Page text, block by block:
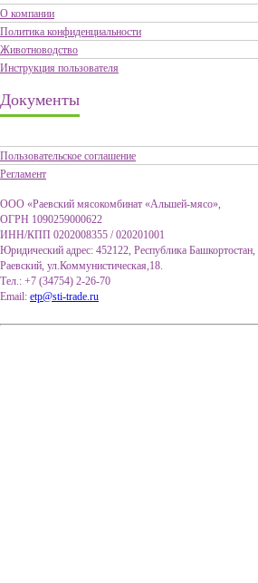
О компании
Политика конфиденциальности
Животноводство
Инструкция пользователя
Документы
Пользовательское соглашение
Регламент
ООО «Раевский мясокомбинат «Альшей-мясо»,
ОГРН 1090259000622
ИНН/КПП 0202008355 / 020201001
Юридический адрес: 452122, Республика
Раевский, ул.Коммунистическая,18.
Тел.: +7 (34754) 2-26-70
Email: etp@sti-trade.ru